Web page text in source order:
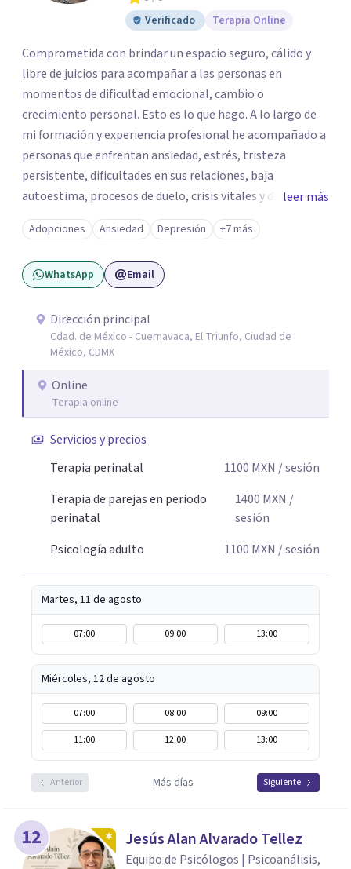
Verificado
Terapia Online
Comprometida con brindar un espacio seguro, cálido y
libre de juicios para acompañar a las personas en
momentos de dificultad emocional, cambio o
crecimiento personal. Esto es lo que hago. A lo largo de
mi formación y experiencia profesional he acompañado a
personas que enfrentan ansiedad, estrés, tristeza
persistente, dificultades en sus relaciones, baja
autoestima, procesos de duelo, crisis vitales y desafíos
relacionados con la adaptación a nuevas etapas de la vida.
Mi enfoque se basa en la escucha empática, el respeto por
la historia de cada persona y el trabajo conjunto para
desarrollar herramientas que favorezcan el bienestar
que buscar ayuda psicológica es un acto de valentía y
autocuidado. Mi objetivo es acompañarte para que puedas
comprender mejor lo que estás viviendo, fortalecer tus
recursos personales y construir una vida más plena y
congruente con tus necesidades y valores.
leer más
Adopciones Ansiedad Depresión +7 más
WhatsApp Email
Dirección principal
Cdad. de México - Cuernavaca, El Triunfo, Ciudad de
México, CDMX
Online
Terapia online
Servicios y precios
Terapia perinatal
1100 MXN / sesión
Terapia de parejas en periodo
perinatal
1400 MXN /
sesión
Psicología adulto
1100 MXN / sesión
Martes, 11 de agosto
07:00 09:00 13:00
Miércoles, 12 de agosto
07:00 08:00
09:00
11:00
12:00 13:00
Anterior Más días Siguiente
12 Jesús Alan Alvarado Tellez
Equipo de Psicólogos | Psicoanálisis,